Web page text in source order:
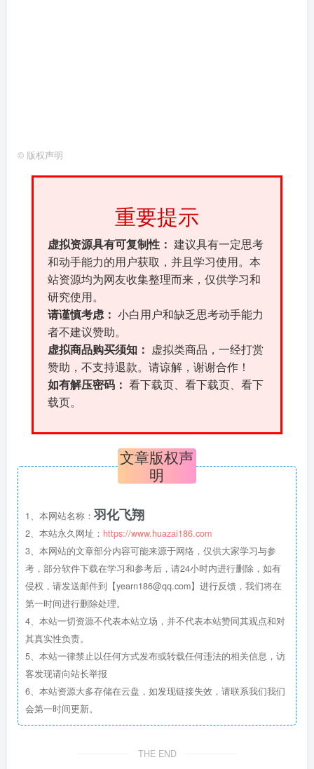
© 版权声明
重要提示
虚拟资源具有可复制性： 建议具有一定思考
和动手能力的用户获取，并且学习使用。本
站资源均为网友收集整理而来，仅供学习和
研究使用。
请谨慎考虑： 小白用户和缺乏思考动手能力
者不建议赞助。
虚拟商品购买须知：
虚拟类商品，一经打赏
赞助，不支持退款。请谅解，谢谢合作！
如有解压密码： 看下载页、看下载页、看下
载页。
文章版权声
明
1、本网站名称： 羽化飞翔
2、本站永久网址： https://www.huazai186.com
3、本网站的文章部分内容可能来源于网络，仅供大家学习与参
考，部分软件下载在学习和参考后，请24小时内进行删除，如有
侵权，请发送邮件到【yearn186@qq.com】进行反馈，我们将在
第一时间进行删除处理。
4、本站一切资源不代表本站立场，并不代表本站赞同其观点和对
其真实性负责。
5、本站一律禁止以任何方式发布或转载任何违法的相关信息，访
客发现请向站长举报
6、本站资源大多存储在云盘，如发现链接失效，请联系我们我们
会第一时间更新。
THE END